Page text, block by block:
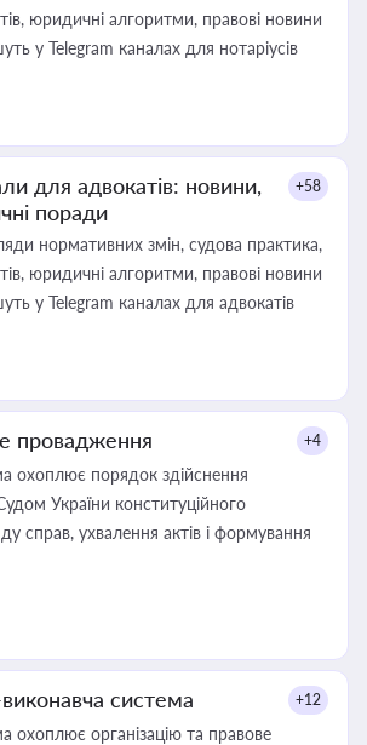
юридичні алгоритми, правові новини
у Telegram каналах для нотаріусів
для адвокатів: новини,
поради
+58
нормативних змін, судова практика,
юридичні алгоритми, правові новини
у Telegram каналах для адвокатів
провадження +4
охоплює порядок здійснення
України конституційного
справ, ухвалення актів і формування
система +12
охоплює організацію та правове